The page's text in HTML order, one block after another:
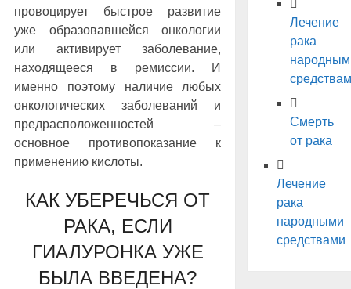
провоцирует быстрое развитие
уже образовавшейся онкологии
или активирует заболевание,
находящееся в ремиссии. И
именно поэтому наличие любых
онкологических заболеваний и
предрасположенностей –
основное противопоказание к
применению кислоты.
КАК УБЕРЕЧЬСЯ ОТ
РАКА, ЕСЛИ
ГИАЛУРОНКА УЖЕ
БЫЛА ВВЕДЕНА?
Лечение
рака
Смерть
от рака
Лечение
рака
народными
средствами